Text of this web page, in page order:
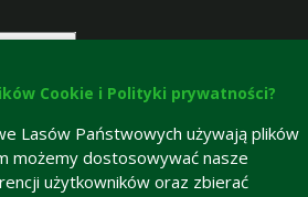
Cookie i Polityki prywatności?
Lasów Państwowych używają plików
możemy dostosowywać nasze
użytkowników oraz zbierać